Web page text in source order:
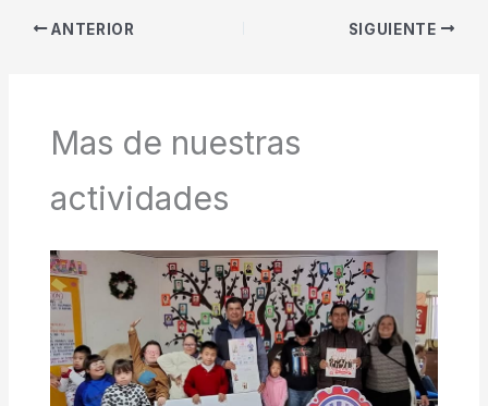
ANTERIOR SIGUIENTE
Mas de nuestras
actividades